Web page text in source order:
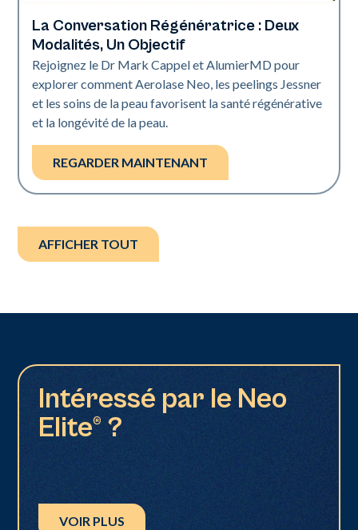
Neo Elite
La Conversation Régénératrice : Deux
Modalités, Un Objectif
Rejoignez le Dr Mark Cappel et AlumierMD pour
explorer comment Aerolase Neo, les peelings Jessner
et les soins de la peau favorisent la santé régénérative
et la longévité de la peau.
REGARDER MAINTENANT
AFFICHER TOUT
Intéressé par le Neo
Elite® ?
VOIR PLUS